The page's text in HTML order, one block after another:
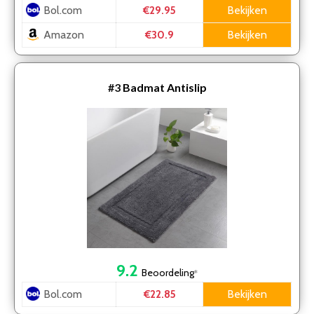
Bol.com €29.95
Bekijken
Amazon
€30.9 Bekijken
#3 Badmat Antislip
9.2 Beoordeling*
Bol.com €22.85 Bekijken